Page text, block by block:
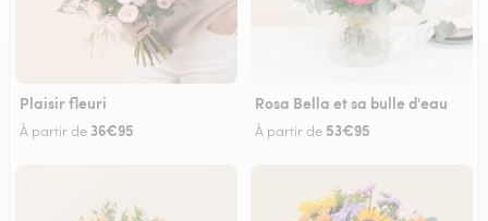
Plaisir fleuri
À partir de 36€95
Rosa Bella et sa bulle d'eau
À partir de 53€95